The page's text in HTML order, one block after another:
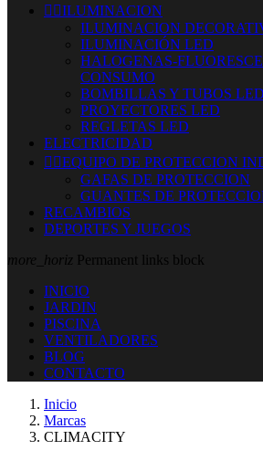
 ILUMINACION
ILUMINACION
ILUMINACIÓN LED
HALOGENAS-
CONSUMO
BOMBILLAS Y TUBOS LED
PROYECTORES LED
REGLETAS LED
ELECTRICIDAD
 EQUIPO DE PROTECCION
GAFAS DE PROTECCION
GUANTES DE
RECAMBIOS
DEPORTES Y JUEGOS
more_horiz Permanent links block
INICIO
JARDIN
PISCINA
VENTILADORES
BLOG
CONTACTO
Inicio
Marcas
CLIMACITY